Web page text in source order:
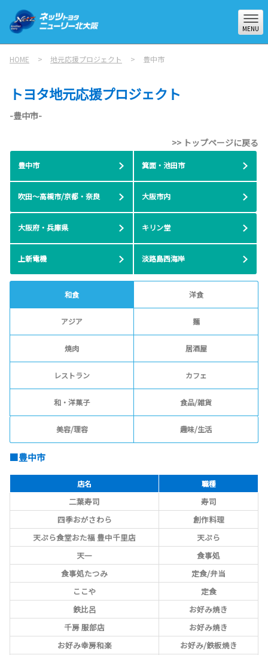
MENU
HOME 地元応援プロジェクト 豊中市
トヨタ地元応援プロジェクト
-豊中市-
>> トップページに戻る
豊中市 箕面・池田市
吹田～高槻市/京都・奈良 大阪市内
大阪府・兵庫県 キリン堂
上新電機 淡路島西海岸
和食 洋食
アジア 麺
焼肉 居酒屋
レストラン カフェ
和・洋菓子 食品/雑貨
美容/理容 趣味/生活
■豊中市
店名 職種
二葉寿司
寿司
四季おがさわら
創作料理
天ぷら食堂おた福 豊中千里店
天ぷら
天一
食事処
食事処たつみ
定食/弁当
ここや
定食
鉄比呂
お好み焼き
千房 服部店
お好み焼き
お好み幸房和楽
お好み/鉄板焼き